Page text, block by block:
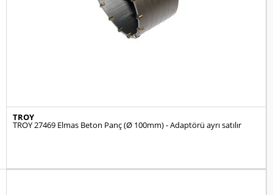
TROY
TROY 27469 Elmas Beton Panç (Ø 100mm) - Adaptörü ayrı satılır